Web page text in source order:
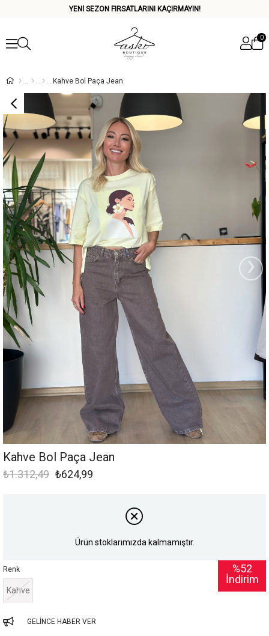
YENİ SEZON FIRSATLARINI KAÇIRMAYIN!
0
Kahve Bol Paça Jean
›
Kahve Bol Paça Jean
₺1.312,49 ₺624,99
Ürün stoklarımızda kalmamıştır.
Renk
Kahve
%52
İndirim
GELINCE HABER VER